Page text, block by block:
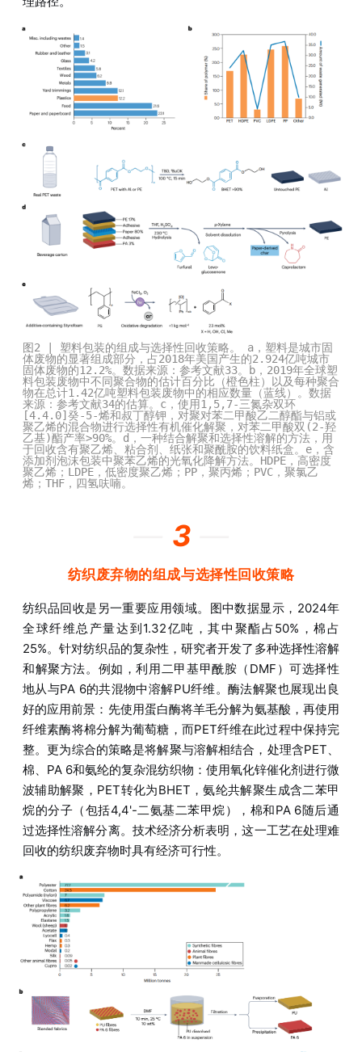
图2 | 塑料包装的组成与选择性回收策略。 a，塑料是城市固
体废物的显著组成部分，占2018年美国产生的2.924亿吨城市
固体废物的12.2%。数据来源：参考文献33。b，2019年全球塑
料包装废物中不同聚合物的估计百分比（橙色柱）以及每种聚合
物在总计1.42亿吨塑料包装废物中的相应数量（蓝线）。数据
来源：参考文献34的估算。c，使用1,5,7-三氮杂双环
[4.4.0]癸-5-烯和叔丁醇钾，对聚对苯二甲酸乙二醇酯与铝或
聚乙烯的混合物进行选择性有机催化解聚，对苯二甲酸双(2-羟
乙基)酯产率>90%。d，一种结合解聚和选择性溶解的方法，用
于回收含有聚乙烯、粘合剂、纸张和聚酰胺的饮料纸盒。e，含
添加剂泡沫包装中聚苯乙烯的光氧化降解方法。HDPE，高密度
聚乙烯；LDPE，低密度聚乙烯；PP，聚丙烯；PVC，聚氯乙
烯；THF，四氢呋喃。
3
纺织废弃物的组成与选择性回收策略
纺织品回收是另一重要应用领域。图中数据显示，2024年
全球纤维总产量达到1.32亿吨，其中聚酯占50%，棉占
25%。针对纺织品的复杂性，研究者开发了多种选择性溶解
和解聚方法。例如，利用二甲基甲酰胺（DMF）可选择性
地从与PA 6的共混物中溶解PU纤维。酶法解聚也展现出良
好的应用前景：先使用蛋白酶将羊毛分解为氨基酸，再使用
纤维素酶将棉分解为葡萄糖，而PET纤维在此过程中保持完
整。更为综合的策略是将解聚与溶解相结合，处理含PET、
棉、PA 6和氨纶的复杂混纺织物：使用氧化锌催化剂进行微
波辅助解聚，PET转化为BHET，氨纶共解聚生成含二苯甲
烷的分子（包括4,4'-二氨基二苯甲烷），棉和PA 6随后通
过选择性溶解分离。技术经济分析表明，这一工艺在处理难
回收的纺织废弃物时具有经济可行性。